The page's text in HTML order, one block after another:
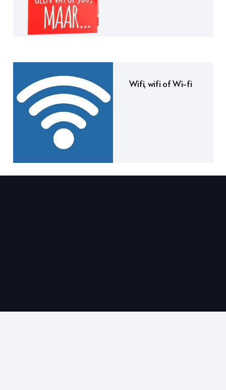
Wifi, wifi of Wi-fi